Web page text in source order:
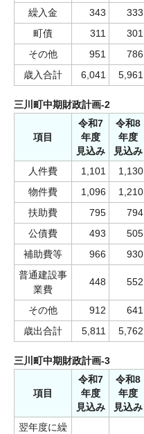
繰入金
343 333
町債
311 301
その他
951 786
歳入合計
6,041 5,961
三川町中期財政計画-2
項目
令和7
年度
見込み
令和8
年度
見込み
人件費
1,101 1,130
物件費
1,096 1,210
扶助費
795 794
公債費
493 505
補助費等
966 930
普通建設事
業費
448 552
その他 912 641
歳出合計
5,811 5,762
三川町中期財政計画-3
項目
令和7
年度
見込み
令和8
年度
見込み
翌年度に繰